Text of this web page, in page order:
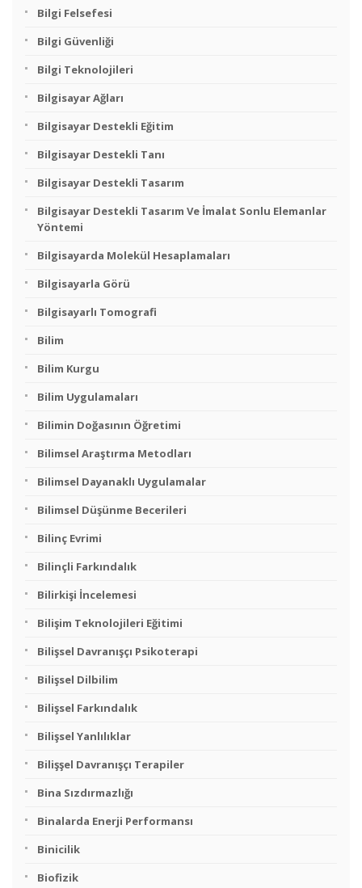
Bilgi Felsefesi
Bilgi Güvenliği
Bilgi Teknolojileri
Bilgisayar Ağları
Bilgisayar Destekli Eğitim
Bilgisayar Destekli Tanı
Bilgisayar Destekli Tasarım
Bilgisayar Destekli Tasarım Ve İmalat Sonlu Elemanlar
Yöntemi
Bilgisayarda Molekül Hesaplamaları
Bilgisayarla Görü
Bilgisayarlı Tomografi
Bilim
Bilim Kurgu
Bilim Uygulamaları
Bilimin Doğasının Öğretimi
Bilimsel Araştırma Metodları
Bilimsel Dayanaklı Uygulamalar
Bilimsel Düşünme Becerileri
Bilinç Evrimi
Bilinçli Farkındalık
Bilirkişi İncelemesi
Bilişim Teknolojileri Eğitimi
Bilişsel Davranışçı Psikoterapi
Bilişsel Dilbilim
Bilişsel Farkındalık
Bilişsel Yanlılıklar
Bilişşel Davranışçı Terapiler
Bina Sızdırmazlığı
Binalarda Enerji Performansı
Binicilik
Biofizik